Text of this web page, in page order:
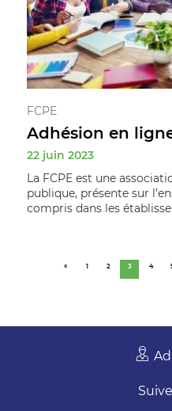
FCPE
Adhésion en
22 juin 2023
La FCPE est une
publique, présente sur
compris dans les
« 1 2 3 4